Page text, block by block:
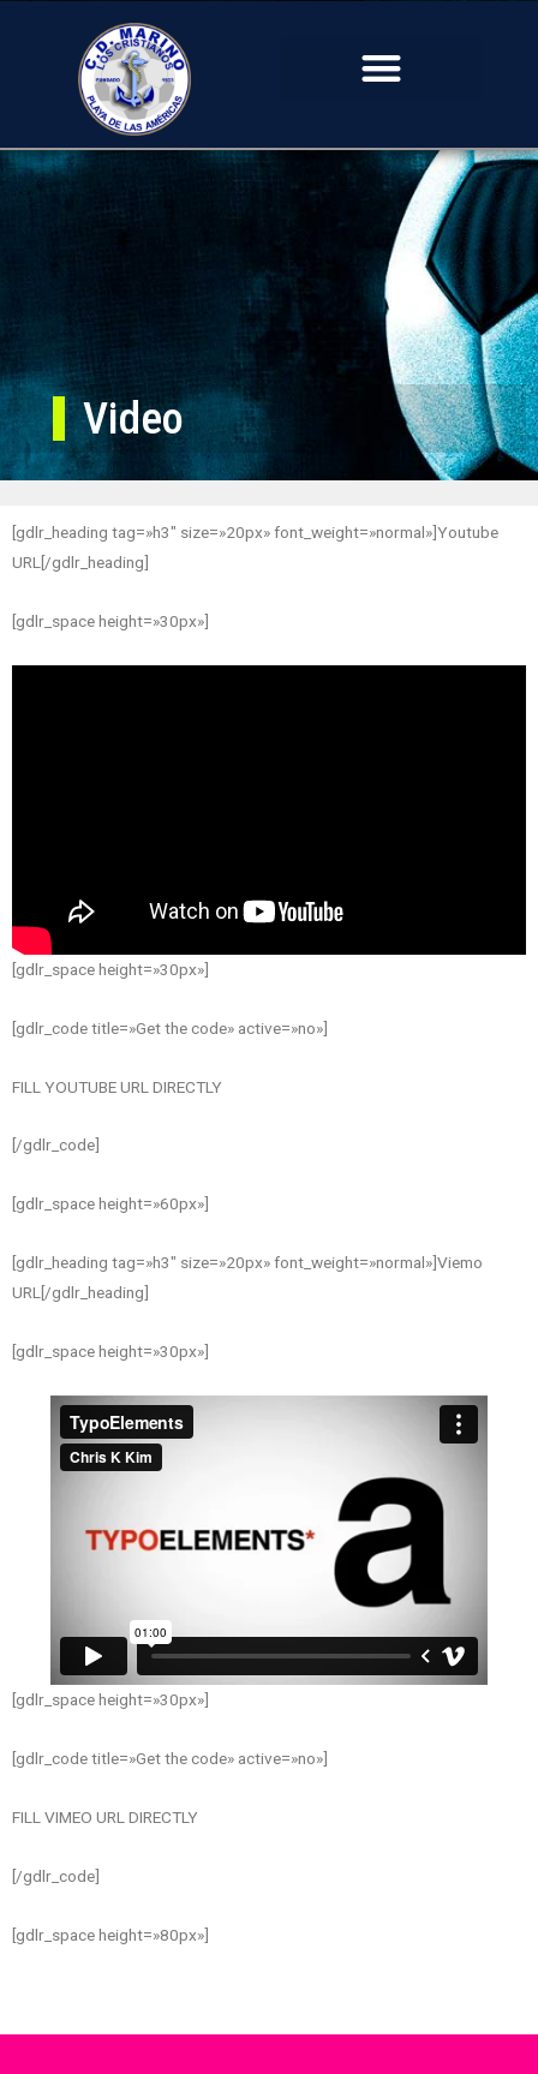
Video
[gdlr_heading tag=»h3″ size=»20px» font_weight=»normal»]Youtube
URL[/gdlr_heading]
[gdlr_space height=»30px»]
[gdlr_space height=»30px»]
[gdlr_code title=»Get the code» active=»no»]
FILL YOUTUBE URL DIRECTLY
[/gdlr_code]
[gdlr_space height=»60px»]
[gdlr_heading tag=»h3″ size=»20px» font_weight=»normal»]Viemo
URL[/gdlr_heading]
[gdlr_space height=»30px»]
[gdlr_space height=»30px»]
[gdlr_code title=»Get the code» active=»no»]
FILL VIMEO URL DIRECTLY
[/gdlr_code]
[gdlr_space height=»80px»]